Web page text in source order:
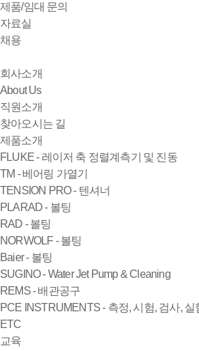
제품/임대 문의
자료실
채용
회사소개
About Us
직원소개
찾아오시는 길
제품소개
FLUKE - 레이저 축 정렬계측기 및 진동
TM - 베어링 가열기
TENSION PRO - 텐셔너
PLARAD - 볼팅
RAD - 볼팅
NORWOLF - 볼팅
Baier - 볼팅
SUGINO - Water Jet Pump & Cleaning
REMS - 배관공구
PCE INSTRUMENTS - 측정, 시험, 검사, 실
ETC
교육